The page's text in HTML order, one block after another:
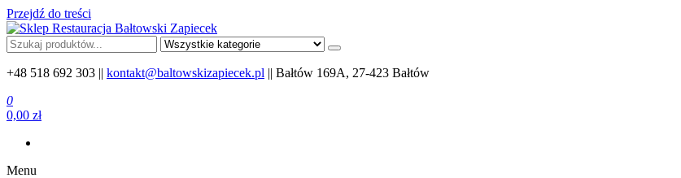
Przejdź do treści
Sklep Restauracja Bałtowski Zapiecek
Produkty lokalne z Bałtowa i okolic
+48 518 692 303 || kontakt@baltowskizapiecek.pl || Bałtów 169A, 27-423 Bałtów
0
0,00 zł
Menu